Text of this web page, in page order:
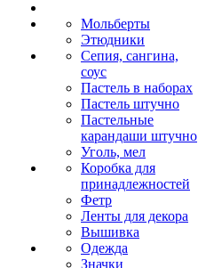
Мольберты
Этюдники
Сепия, сангина,
соус
Пастель в наборах
Пастель штучно
Пастельные
карандаши штучно
Уголь, мел
Коробка для
принадлежностей
Фетр
Ленты для декора
Вышивка
Одежда
Значки